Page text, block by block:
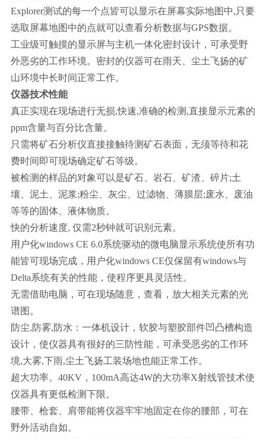
Explorer测试的每一个点皆可以显示在屏幕实际地图中,只要
选取屏幕地图中的点就可以查看分析数据与GPS数据。
工业级可触摸的显示屏与主机一体化密封设计，可承受野
外恶劣的工作环境。密封的仪器可在雨天、尘土飞扬的矿
山环境中长时间正常工作。
仪器技术性能
真正实现在现场进行无损,快速,准确的检测,直接显示元素的
ppm含量与百分比含量。
只需将矿石分析仪直接接触待测矿石表面，无须等待和花
费时间即可现场确定矿石等级。
被检测的样品的对象可以是矿石、岩石、矿渣、碎片;土
壤、泥土、泥浆;粉尘、灰尘、过滤物、薄膜层;废水、废油
等等的固体、液体物质。
快的分析速度, 仅需2秒钟就可识别元素。
用户化windows CE 6.0系统驱动的微电脑显示系统使所有功
能皆可现场完成，用户化windows CE仅保留有windows与
Delta系统有关的性能，使程序更具灵活性。
无需借助电脑，可在现场随意，查看，放大相关元素的光
谱图。
防尘,防雾,防水：一体机设计，软胶与塑胶部件凹凸槽构造
设计，使仪器具有很好的三防性能，可承受恶劣的工作环
境,大雾,下雨,尘土飞扬工装场地也能正常工作。
超大功率。40KV，100mA高达4W的大功率X射线管技术使
仪器具有更低检测下限。
腰带、枪套、肩带能将仪器牢牢地固定在你的腰部，可在
野外活动自如。